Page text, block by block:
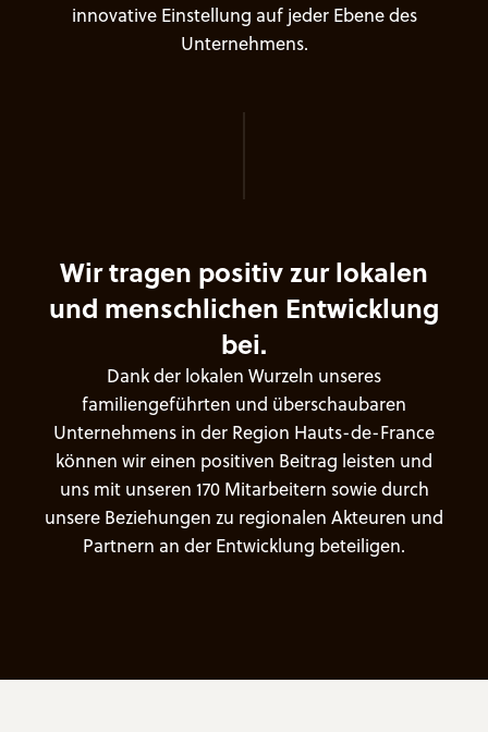
innovative Einstellung auf jeder Ebenedes
Unternehmens.
Wirtragen positiv zur lokalen
und menschlichen Entwicklung
bei.
Dankder lokalen Wurzeln unseres
familiengeführten und überschaubaren
Unternehmens in der Region Hauts-de-France
können wireinen positiven Beitrag leisten und
uns mit unseren 170 Mitarbeitern sowiedurch
unsere Beziehungen zu regionalen Akteuren und
Partnern an der Entwicklung beteiligen.